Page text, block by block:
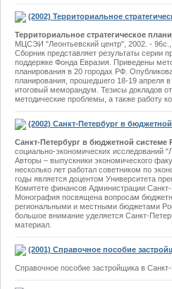
(2002) Территориальное
Территориальное стратегическое
МЦСЭИ "Леонтьевский центр", 2002. - 96с.,
Сборник представляет результаты серии
поддержке Фонда Евразия. Приведены
планирования в 20 городах РФ.
планирования, прошедшего 18-19 апреля
итоговый меморандум. Тезисы докладов
методические проблемы, а также работу
(2002) Санкт-Петербург в
Санкт-Петербург в бюджетной системе
социально-экономических исследований
Авторы – выпускники экономического
несколько лет работал советником по
годы является доцентом Университета
Комитете финансов Администрации
Монография посвящена вопросам
региональными и местными бюджетами
большое внимание уделяется Санкт-
материал.
(2001) Справочное пособие
Справочное пособие застройщика в